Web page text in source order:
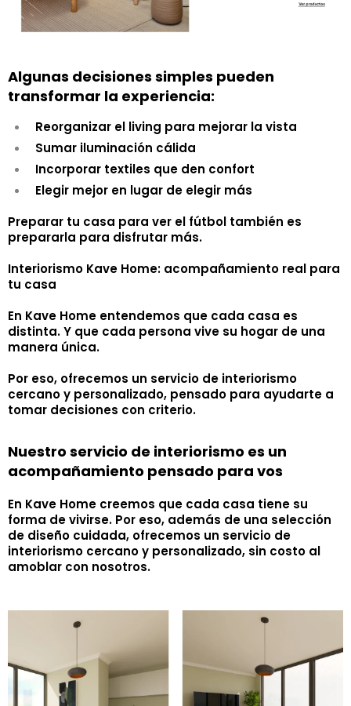
Algunas decisiones simples pueden
transformar la experiencia:
Reorganizar el living para mejorar la vista
Sumar iluminación cálida
Incorporar textiles que den confort
Elegir mejor en lugar de elegir más
Preparar tu casa para ver el fútbol también es
prepararla para disfrutar más.
Interiorismo Kave Home: acompañamiento real para
tu casa
En Kave Home entendemos que cada casa es
distinta. Y que cada persona vive su hogar de una
manera única.
Por eso, ofrecemos un servicio de interiorismo
cercano y personalizado, pensado para ayudarte a
tomar decisiones con criterio.
Nuestro servicio de interiorismo es un
acompañamiento pensado para vos
En Kave Home creemos que cada casa tiene su
forma de vivirse. Por eso, además de una selección
de diseño cuidada, ofrecemos un servicio de
interiorismo cercano y personalizado, sin costo al
amoblar con nosotros.